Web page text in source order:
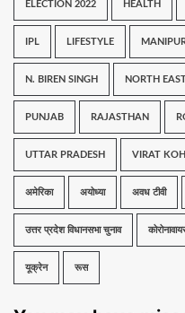
ELECTION 2022 HEALTH
IPL LIFESTYLE
N. BIREN SINGH NORTH
PUNJAB RAJASTHAN
UTTAR PRADESH VIRAT
अमेरिका अयोध्या अवध टीवी
उत्तर प्रदेश विधानसभा चुनाव
यूक्रेन रूस